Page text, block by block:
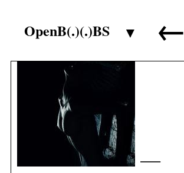
OpenB(.)(.)BS ▼ ←
>10226
—